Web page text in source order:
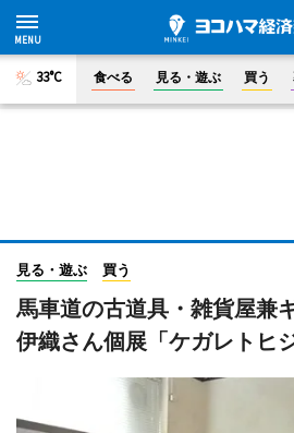
33°C 食べる 見る・遊ぶ 買う
見る・遊ぶ 買う
馬車道の古道具・雑貨屋兼
伊織さん個展「ケガレトヒ